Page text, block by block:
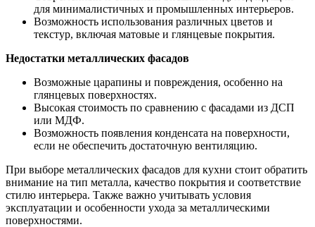
для минималистичных и промышленных интерьеров.
Возможность использования различных цветов и
текстур, включая матовые и глянцевые покрытия.
Недостатки металлических фасадов
Возможные царапины и повреждения, особенно на
глянцевых поверхностях.
Высокая стоимость по сравнению с фасадами из ДСП
или МДФ.
Возможность появления конденсата на поверхности,
если не обеспечить достаточную вентиляцию.
При выборе металлических фасадов для кухни стоит обратить
внимание на тип металла, качество покрытия и соответствие
стилю интерьера. Также важно учитывать условия
эксплуатации и особенности ухода за металлическими
поверхностями.